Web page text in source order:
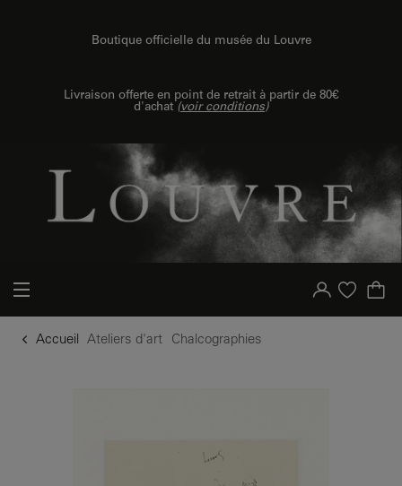
Boutique officielle du musée du Louvre
Livraison offerte en point de retrait à partir de 80€
d'achat (voir conditions)
Votre compte
Liste d'achat
Accueil Ateliers d'art Chalcographies